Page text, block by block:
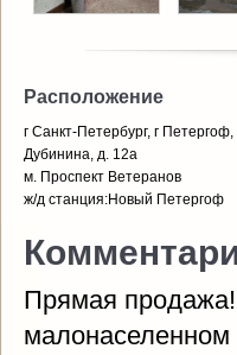
Расположение
г Санкт-Петербург, г
Дубинина, д. 12а
м. Проспект Ветеранов
ж/д станция:Новый Петергоф
Прямая
малонаселенном